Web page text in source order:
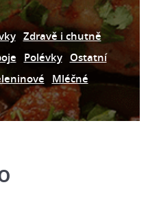
Zdravě i chutně
Polévky Ostatní
Mléčné